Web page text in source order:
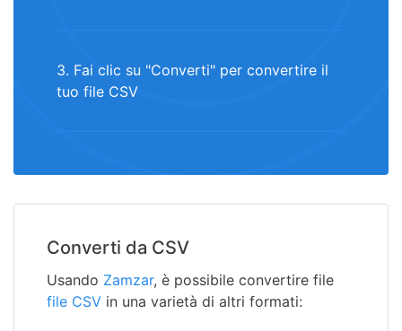
3. Fai clic su "Converti" per convertire il
tuo file CSV
Converti da CSV
Usando Zamzar, è possibile convertire file
file CSV in una varietà di altri formati: